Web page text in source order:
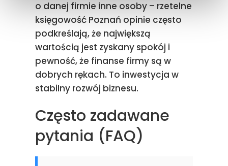
o danej firmie inne osoby – rzetelne
księgowość Poznań opinie często
podkreślają, że największą
wartością jest zyskany spokój i
pewność, że finanse firmy są w
dobrych rękach. To inwestycja w
stabilny rozwój biznesu.
Często zadawane
pytania (FAQ)